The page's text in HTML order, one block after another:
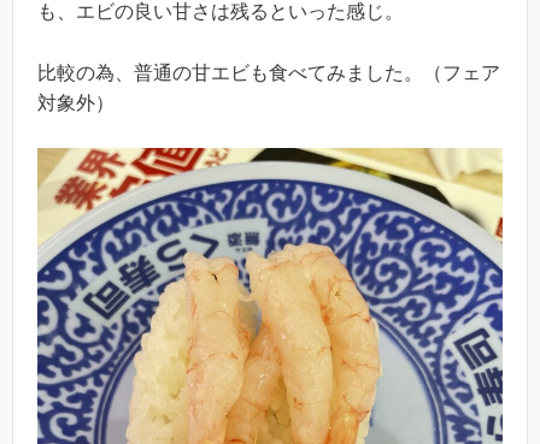
も、エビの良い甘さは残るといった感じ。
比較の為、普通の甘エビも食べてみました。（フェア
対象外）